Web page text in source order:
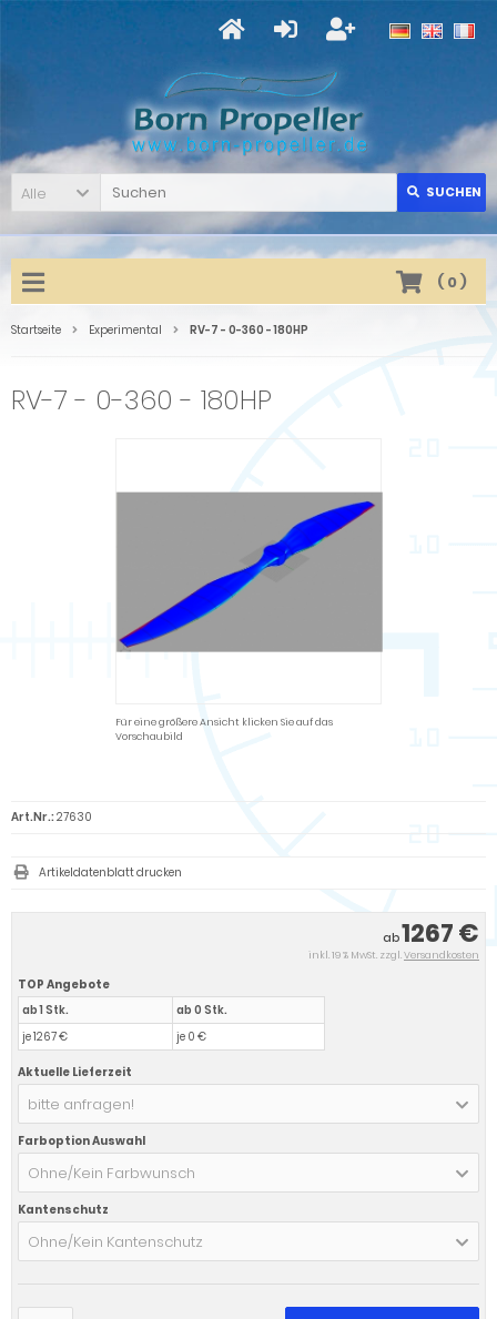
Alle SUCHEN
( 0)
Startseite Experimental RV-7 - 0-360 - 180HP
RV-7 - 0-360 - 180HP
Für eine größere Ansicht klicken Sie auf das
Vorschaubild
ab1267 €
inkl. 19 % MwSt. zzgl.Versandkosten
TOP Angebote
ab 1 Stk.
je 1267 €
ab 0 Stk.
je 0 €
Aktuelle Lieferzeit
bitte anfragen!
Farboption Auswahl
Ohne/Kein Farbwunsch
Kantenschutz
Ohne/Kein Kantenschutz
Art.Nr.: 27630
Artikeldatenblatt drucken